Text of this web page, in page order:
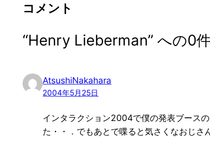
コメント
“Henry Lieberman” への0
AtsushiNakahara
2004年5月25日
インタラクション2004で僕の発表ブース
た・・．でもあとで喋ると気さくなおじさ